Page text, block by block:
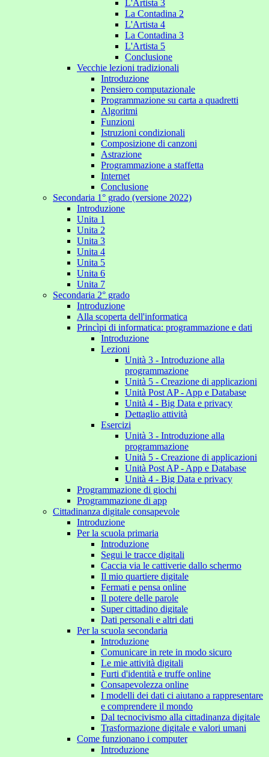
L'Artista 3
La Contadina 2
L'Artista 4
La Contadina 3
L'Artista 5
Conclusione
Vecchie lezioni tradizionali
Introduzione
Pensiero computazionale
Programmazione su carta a quadretti
Algoritmi
Funzioni
Istruzioni condizionali
Composizione di canzoni
Astrazione
Programmazione a staffetta
Internet
Conclusione
Secondaria 1° grado (versione 2022)
Introduzione
Unita 1
Unita 2
Unita 3
Unita 4
Unita 5
Unita 6
Unita 7
Secondaria 2° grado
Introduzione
Alla scoperta dell'informatica
Princìpi di informatica: programmazione e dati
Introduzione
Lezioni
Unità 3 - Introduzione alla
programmazione
Unità 5 - Creazione di applicazioni
Unità Post AP - App e Database
Unità 4 - Big Data e privacy
Dettaglio attività
Esercizi
Unità 3 - Introduzione alla
programmazione
Unità 5 - Creazione di applicazioni
Unità Post AP - App e Database
Unità 4 - Big Data e privacy
Programmazione di giochi
Programmazione di app
Cittadinanza digitale consapevole
Introduzione
Per la scuola primaria
Introduzione
Segui le tracce digitali
Caccia via le cattiverie dallo schermo
Il mio quartiere digitale
Fermati e pensa online
Il potere delle parole
Super cittadino digitale
Dati personali e altri dati
Per la scuola secondaria
Introduzione
Comunicare in rete in modo sicuro
Le mie attività digitali
Furti d'identità e truffe online
Consapevolezza online
I modelli dei dati ci aiutano a rappresentare
e comprendere il mondo
Dal tecnocivismo alla cittadinanza digitale
Trasformazione digitale e valori umani
Come funzionano i computer
Introduzione